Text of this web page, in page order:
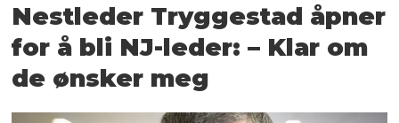
Nestleder Tryggestad åpner
for å bli NJ-leder: – Klar om
de ønsker meg